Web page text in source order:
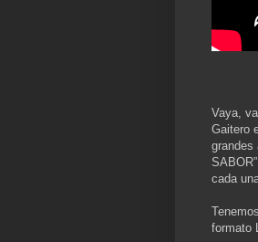
Vaya,
Gaitero
grandes
cada
formato